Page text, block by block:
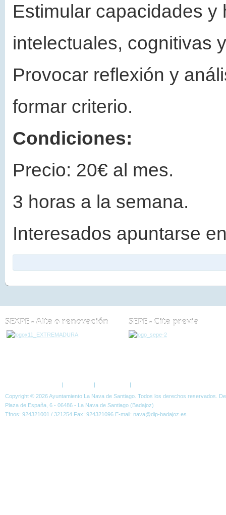
Estimular capacidades
intelectuales, cognitivas
Provocar reflexión y
formar criterio.
Condiciones:
Precio: 20€ al mes.
3 horas a la semana.
Interesados apuntarse
SEXPE - Alta o renovación SEPE - Cita previa
| | |
Copyright © 2026 Ayuntamiento La Nava de Santiago. Todos los derechos reservados.
Plaza de España, 6 - 06486 - La Nava de Santiago (Badajoz)
Tfnos: 924321001 / 321254 Fax: 924321096 E-mail: nava@dip-badajoz.es